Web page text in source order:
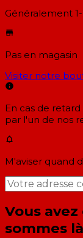
Généralement
Pas en magasin
Visiter notre
En cas de
par l'un de nos
M'aviser quand
Vous
sommes